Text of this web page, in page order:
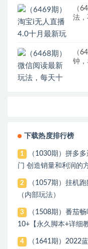
（
法
（
钟
下载热度排行榜
1
（1030期）拼多
门 创造销量和利润的
2
（1057期）挂机
（内部玩法）
3
（1508期）番茄
10+【永久脚本+详细
4
（1641期）2022